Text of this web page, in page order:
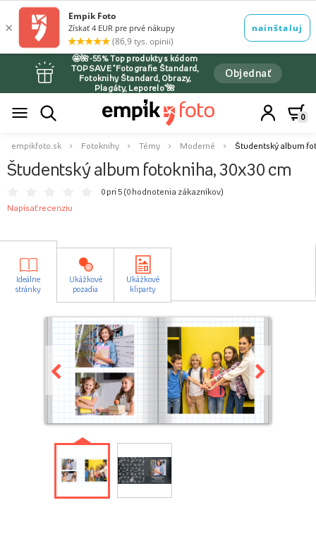
🤩🌺-55% Top produkty s kódom
TOPSAVE *Fotografie Štandard,
Fotoknihy Štandard, Obrazy,
Plagáty, Leporelo*🌺
Objednať
0
empikfoto.sk Fotoknihy Témy Moderné Študentský album
Študentský album fotokniha, 30x30 cm
0 pri 5 (0 hodnotenia zákazníkov)
Napísať recenziu
Ideálne
stránky
Ukážkové
pozadia
Ukážkové
kliparty